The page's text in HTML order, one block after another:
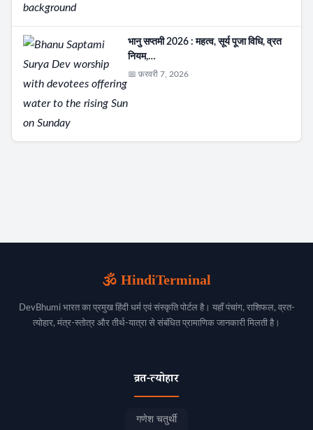
भानु सप्तमी 2026 : महत्व, सूर्य पूजा विधि, व्रत
नियम,…
📅 फ़रवरी 7, 2026
🕉️ HindiTerminal
DevBhumi भारत का प्रमुख हिंदी धर्म एवं संस्कृति पोर्टल है। यहाँ पंचांग, राशिफल, व्रत-
त्योहार, मंत्र-स्तोत्र और तीर्थ-यात्रा से संबंधित प्रामाणिक जानकारी मिलती है।
व्रत-त्योहार
गणेश चतुर्थी